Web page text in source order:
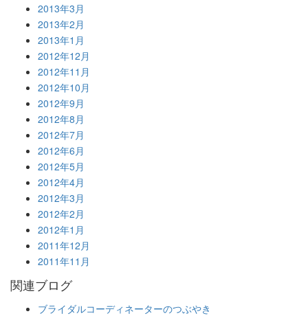
2013年3月
2013年2月
2013年1月
2012年12月
2012年11月
2012年10月
2012年9月
2012年8月
2012年7月
2012年6月
2012年5月
2012年4月
2012年3月
2012年2月
2012年1月
2011年12月
2011年11月
関連ブログ
ブライダルコーディネーターのつぶやき